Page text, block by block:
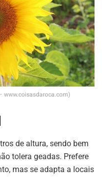
www.coisasdaroca.com)
de altura, sendo bem
tolera geadas. Prefere
mas se adapta a locais